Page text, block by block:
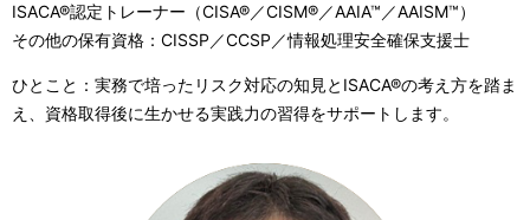
ISACA®認定トレーナー（CISA®／CISM®／AAIA™／AAISM™）
その他の保有資格：CISSP／CCSP／情報処理安全確保支援士
ひとこと：実務で培ったリスク対応の知見とISACA®の考え方を踏ま
え、資格取得後に生かせる実践力の習得をサポートします。